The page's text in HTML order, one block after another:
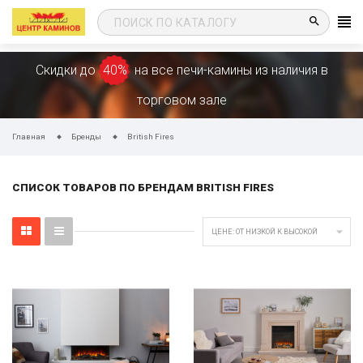
search
Скидки до 40% на все печи-камины из наличия в
торговом зале
Главная Бренды British Fires
СПИСОК ТОВАРОВ ПО БРЕНДАМ BRITISH FIRES
ЦЕНЕ: ОТ НИЗКОЙ К ВЫСОКОЙ 